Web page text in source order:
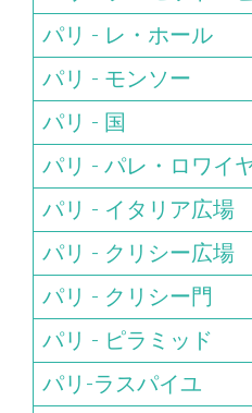
パリ - レ・ホール
パリ - モンソー
パリ - 国
パリ - パレ・ロワイ
パリ - イタリア広場
パリ - クリシー広場
パリ - クリシー門
パリ - ピラミッド
パリ-ラスパイユ